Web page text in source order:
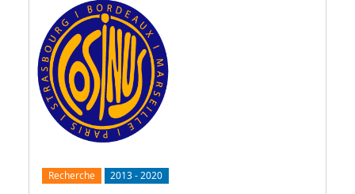
Recherche 2013-2020